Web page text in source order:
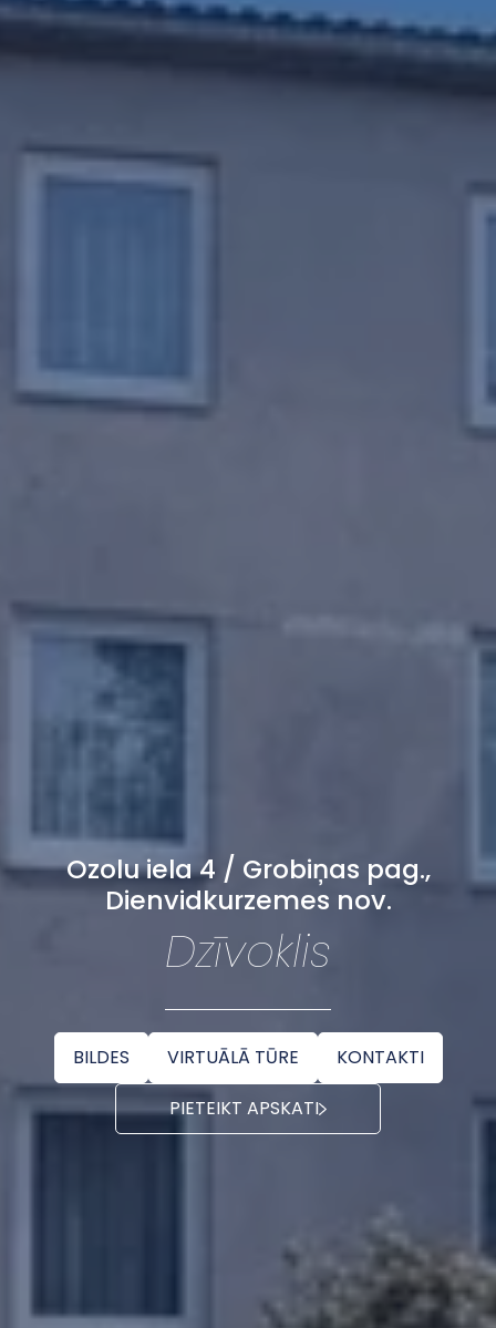
Ozolu iela 4 / Grobiņas pag.,
Dienvidkurzemes nov.
Dzīvoklis
BILDES VIRTUĀLĀ TŪRE
KONTAKTI
PIETEIKT APSKATI